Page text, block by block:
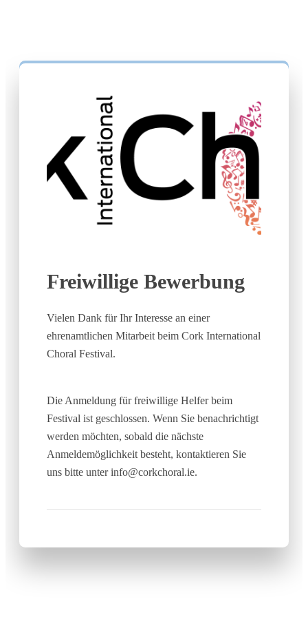
Freiwillige Bewerbung
Vielen Dank für Ihr Interesse an einer
ehrenamtlichen Mitarbeit beim Cork International
Choral Festival.
Die Anmeldung für freiwillige Helfer beim
Festival ist geschlossen. Wenn Sie benachrichtigt
werden möchten, sobald die nächste
Anmeldemöglichkeit besteht, kontaktieren Sie
uns bitte unter info@corkchoral.ie.